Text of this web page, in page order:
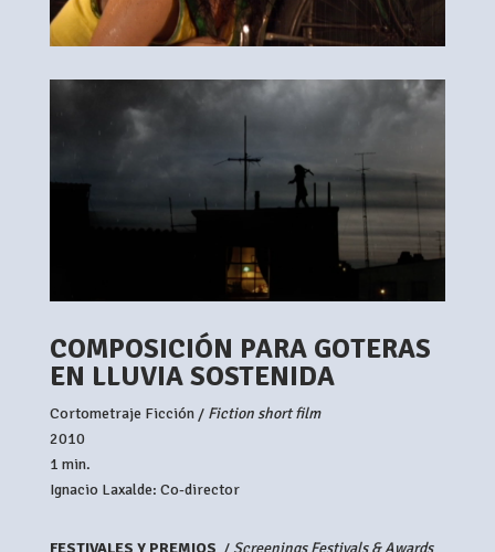
COMPOSICIÓN PARA GOTERAS
EN LLUVIA SOSTENIDA
Cortometraje Ficción / Fiction short film
2010
1 min.
Ignacio Laxalde: Co-director